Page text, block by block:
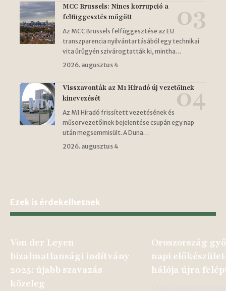
MCC Brussels: Nincs korrupció a
felfüggesztés mögött
Az MCC Brussels felfüggesztése az EU
transzparencia nyilvántartásából egy technikai
vita ürügyén szivárogtatták ki, mintha…
2026. augusztus 4
Visszavonták az M1 Híradó új vezetőinek
kinevezését
Az M1 Híradó frissített vezetésének és
műsorvezetőinek bejelentése csupán egy nap
után megsemmisült. A Duna…
2026. augusztus 4
Ezek is érdekelhetnek
Von der Leyen
bizalmatlansági indítvány
2025: újabb szavazás
közeleg
Oroszország
napi
hálója újra